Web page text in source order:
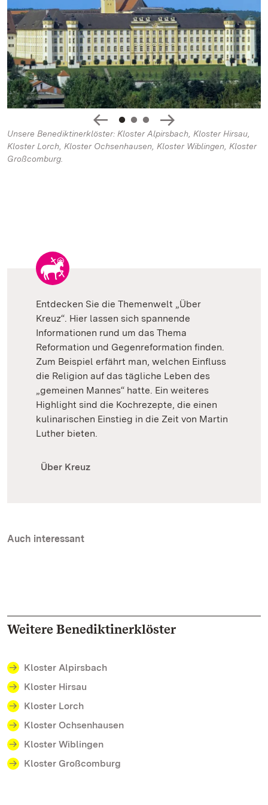
Unsere Benediktinerklöster: Kloster Alpirsbach, Kloster Hirsau,
Kloster Lorch, Kloster Ochsenhausen, Kloster Wiblingen, Kloster
Großcomburg.
Entdecken Sie die Themenwelt „Über
Kreuz“. Hier lassen sich spannende
Informationen rund um das Thema
Reformation und Gegenreformation finden.
Zum Beispiel erfährt man, welchen Einfluss
die Religion auf das tägliche Leben des
„gemeinen Mannes“ hatte. Ein weiteres
Highlight sind die Kochrezepte, die einen
kulinarischen Einstieg in die Zeit von Martin
Luther bieten.
Über Kreuz
Auch interessant
Weitere Benediktinerklöster
Kloster Alpirsbach
Kloster Hirsau
Kloster Lorch
Kloster Ochsenhausen
Kloster Wiblingen
Kloster Großcomburg